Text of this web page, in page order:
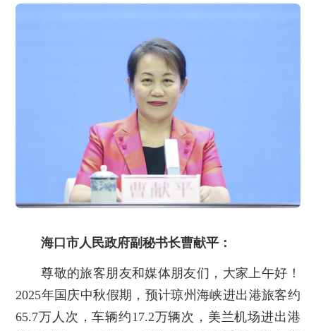
海口市人民政府副秘书长曹献平：
尊敬的旅客朋友和媒体朋友们，大家上午好！
2025年国庆中秋假期，预计琼州海峡进出港旅客约
65.7万人次，车辆约17.2万辆次，美兰机场进出港